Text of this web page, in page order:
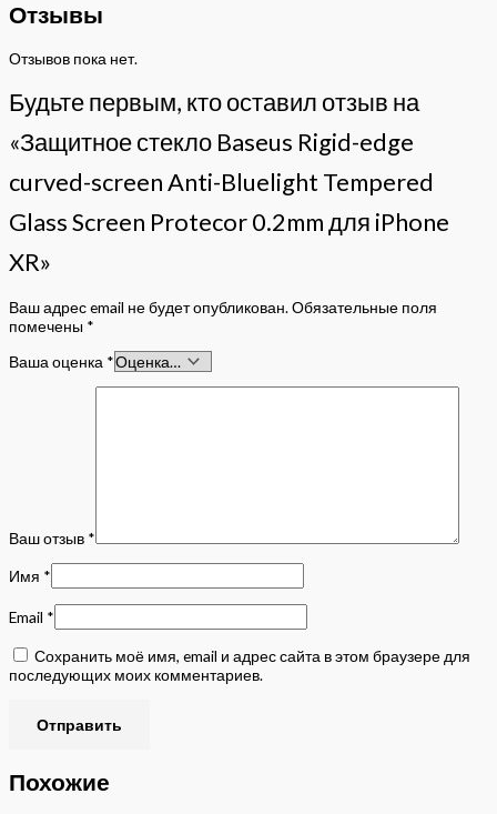
Отзывы
Отзывов пока нет.
Будьте первым, кто оставил отзыв на
«Защитное стекло Baseus Rigid-edge
curved-screen Anti-Bluelight Tempered
Glass Screen Protecor 0.2mm для iPhone
XR»
Ваш адрес email не будет опубликован.Обязательные поля
помечены *
Ваша оценка *
Ваш отзыв *
Имя *
Email *
Сохранить моё имя, email и адрес сайта в этом браузере для
последующих моих комментариев.
Похожие